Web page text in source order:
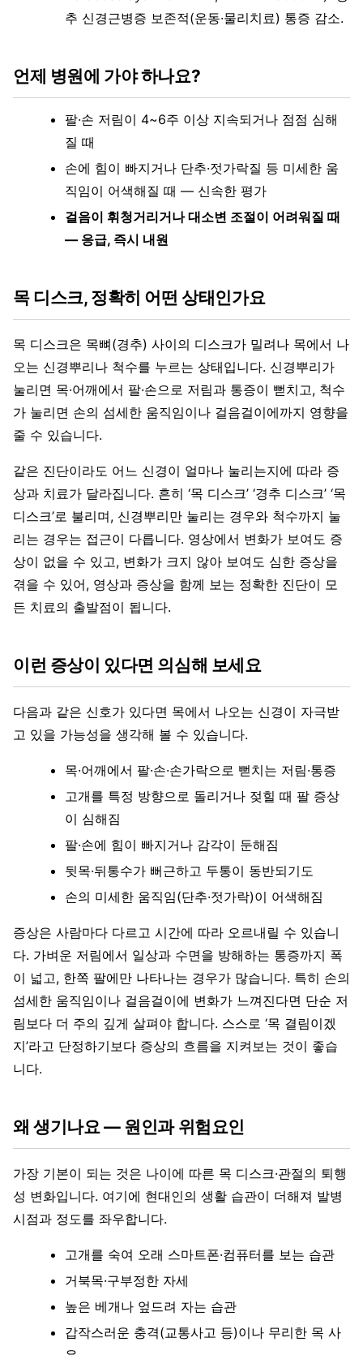
추 신경근병증 보존적(운동·물리치료) 통증 감소.
언제 병원에 가야 하나요?
팔·손 저림이 4~6주 이상 지속되거나 점점 심해
질 때
손에 힘이 빠지거나 단추·젓가락질 등 미세한 움
직임이 어색해질 때 — 신속한 평가
걸음이 휘청거리거나 대소변 조절이 어려워질 때
— 응급, 즉시 내원
목 디스크, 정확히 어떤 상태인가요
목 디스크은 목뼈(경추) 사이의 디스크가 밀려나 목에서 나
오는 신경뿌리나 척수를 누르는 상태입니다. 신경뿌리가
눌리면 목·어깨에서 팔·손으로 저림과 통증이 뻗치고, 척수
가 눌리면 손의 섬세한 움직임이나 걸음걸이에까지 영향을
줄 수 있습니다.
같은 진단이라도 어느 신경이 얼마나 눌리는지에 따라 증
상과 치료가 달라집니다. 흔히 ‘목 디스크’ ‘경추 디스크’ ‘목
디스크’로 불리며, 신경뿌리만 눌리는 경우와 척수까지 눌
리는 경우는 접근이 다릅니다. 영상에서 변화가 보여도 증
상이 없을 수 있고, 변화가 크지 않아 보여도 심한 증상을
겪을 수 있어, 영상과 증상을 함께 보는 정확한 진단이 모
든 치료의 출발점이 됩니다.
이런 증상이 있다면 의심해 보세요
다음과 같은 신호가 있다면 목에서 나오는 신경이 자극받
고 있을 가능성을 생각해 볼 수 있습니다.
목·어깨에서 팔·손·손가락으로 뻗치는 저림·통증
고개를 특정 방향으로 돌리거나 젖힐 때 팔 증상
이 심해짐
팔·손에 힘이 빠지거나 감각이 둔해짐
뒷목·뒤통수가 뻐근하고 두통이 동반되기도
손의 미세한 움직임(단추·젓가락)이 어색해짐
증상은 사람마다 다르고 시간에 따라 오르내릴 수 있습니
다. 가벼운 저림에서 일상과 수면을 방해하는 통증까지 폭
이 넓고, 한쪽 팔에만 나타나는 경우가 많습니다. 특히 손의
섬세한 움직임이나 걸음걸이에 변화가 느껴진다면 단순 저
림보다 더 주의 깊게 살펴야 합니다. 스스로 ‘목 결림이겠
지’라고 단정하기보다 증상의 흐름을 지켜보는 것이 좋습
니다.
왜 생기나요 — 원인과 위험요인
가장 기본이 되는 것은 나이에 따른 목 디스크·관절의 퇴행
성 변화입니다. 여기에 현대인의 생활 습관이 더해져 발병
시점과 정도를 좌우합니다.
고개를 숙여 오래 스마트폰·컴퓨터를 보는 습관
거북목·구부정한 자세
높은 베개나 엎드려 자는 습관
갑작스러운 충격(교통사고 등)이나 무리한 목 사